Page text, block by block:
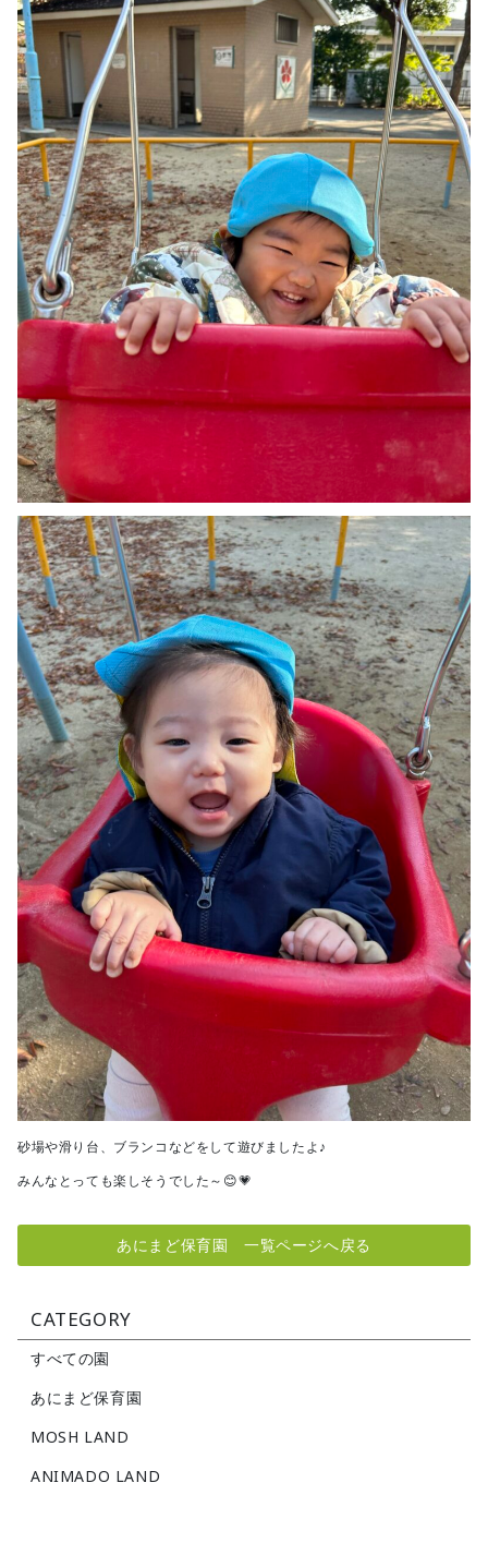
砂場や滑り台、ブランコなどをして遊びましたよ♪
みんなとっても楽しそうでした～😊💗
あにまど保育園 一覧ページへ戻る
CATEGORY
すべての園
あにまど保育園
MOSH LAND
ANIMADO LAND